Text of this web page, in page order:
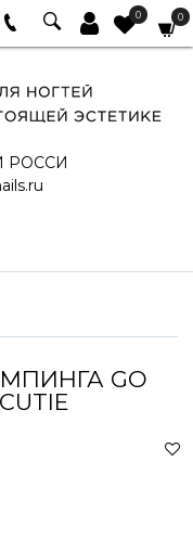
0 0
РОССИ
GO